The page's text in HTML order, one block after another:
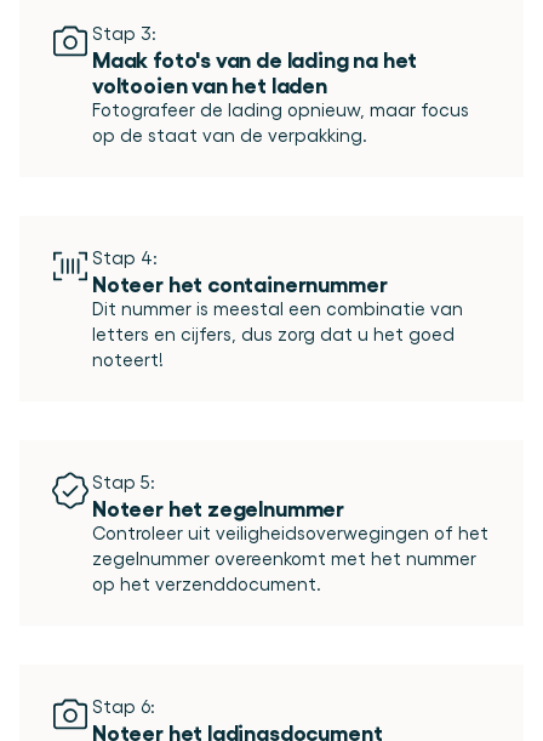
Stap 3:
Maak foto's van de lading na het
voltooien van het laden
Fotografeer de lading opnieuw, maar focus
Stap 4:
Noteer het containernummer
Dit nummer is meestal een combinatie van
letters en cijfers, dus zorg dat u het goed
Stap 5:
Noteer het zegelnummer
Controleer uit veiligheidsoverwegingen of het
zegelnummer overeenkomt met het nummer
Stap 6:
Noteer het ladingsdocument